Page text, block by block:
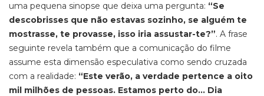
uma pequena sinopse que deixa uma pergunta: “Se
descobrisses que não estavas sozinho, se alguém te
mostrasse, te provasse, isso iria assustar-te?”. A frase
seguinte revela também que a comunicação do filme
assume esta dimensão especulativa como sendo cruzada
com a realidade: “Este verão, a verdade pertence a oito
mil milhões de pessoas. Estamos perto do… Dia